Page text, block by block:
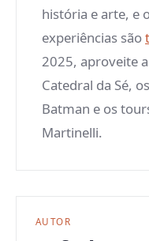
história e arte, e
experiências são
2025, aproveite
Catedral da Sé,
Batman e os
Martinelli.
AUTOR